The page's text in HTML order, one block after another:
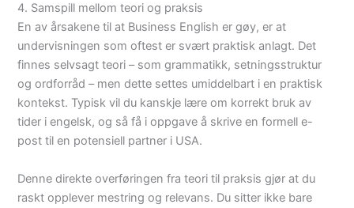
4. Samspill mellom teori og praksis
En av årsakene til at Business English er gøy, er at
undervisningen som oftest er svært praktisk anlagt. Det
finnes selvsagt teori – som grammatikk, setningsstruktur
og ordforråd – men dette settes umiddelbart i en praktisk
kontekst. Typisk vil du kanskje lære om korrekt bruk av
tider i engelsk, og så få i oppgave å skrive en formell e-
post til en potensiell partner i USA.
Denne direkte overføringen fra teori til praksis gjør at du
raskt opplever mestring og relevans. Du sitter ikke bare